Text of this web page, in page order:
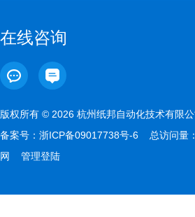
在线咨询
版权所有 © 2026 杭州纸邦自动化技术有限
备案号： 浙ICP备09017738号-6 总访问量
网
管理登陆